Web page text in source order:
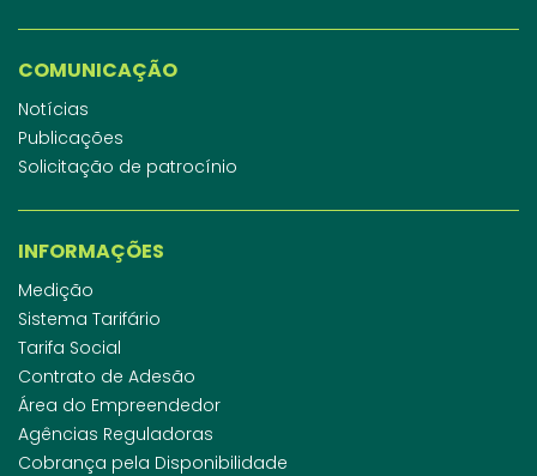
COMUNICAÇÃO
Notícias
Publicações
Solicitação de patrocínio
INFORMAÇÕES
Medição
Sistema Tarifário
Tarifa Social
Contrato de Adesão
Área do Empreendedor
Agências Reguladoras
Cobrança pela Disponibilidade